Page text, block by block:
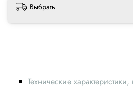
Выбрать
Технические